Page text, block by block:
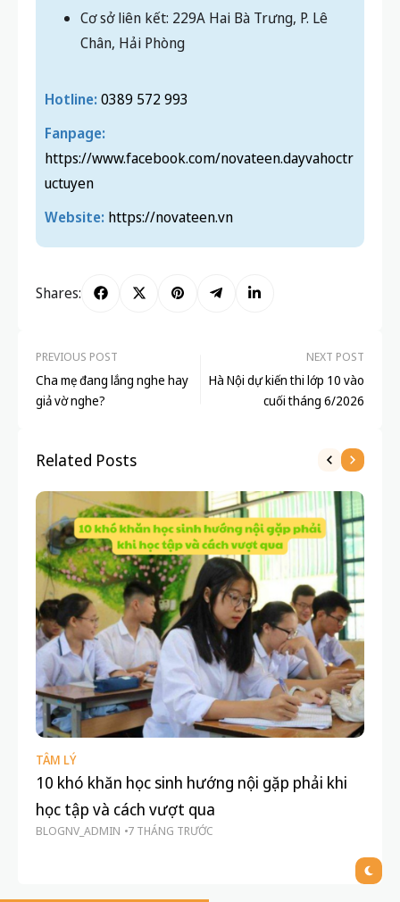
Cơ sở liên kết: 229A Hai Bà Trưng, P. Lê
Chân, Hải Phòng
Hotline: 0389 572 993
Fanpage:
https://www.facebook.com/novateen.dayvahoctr
uctuyen
Website: https://novateen.vn
Shares:
PREVIOUS POST
Cha mẹ đang lắng nghe hay
giả vờ nghe?
NEXT POST
Hà Nội dự kiến thi lớp 10 vào
cuối tháng 6/2026
Related Posts
TÂM LÝ
10 khó khăn học sinh hướng nội gặp phải khi
học tập và cách vượt qua
BLOGNV_ADMIN 7 THÁNG TRƯỚC